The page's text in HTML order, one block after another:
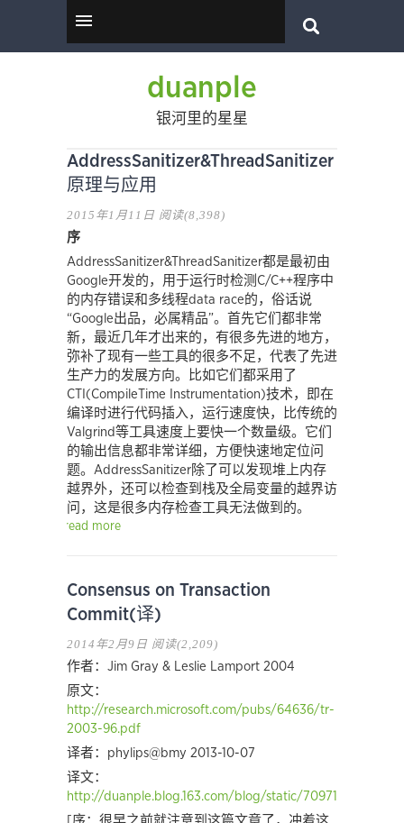
duanple
银河里的星星
AddressSanitizer&ThreadSanitizer
原理与应用
2015年1月11日 阅读(8,398)
序
AddressSanitizer&ThreadSanitizer都是最初由
Google开发的，用于运行时检测C/C++程序中
的内存错误和多线程data race的，俗话说
“Google出品，必属精品”。首先它们都非常
新，最近几年才出来的，有很多先进的地方，
弥补了现有一些工具的很多不足，代表了先进
生产力的发展方向。比如它们都采用了
CTI(CompileTime Instrumentation)技术，即在
编译时进行代码插入，运行速度快，比传统的
Valgrind等工具速度上要快一个数量级。它们
的输出信息都非常详细，方便快速地定位问
题。AddressSanitizer除了可以发现堆上内存
越界外，还可以检查到栈及全局变量的越界访
问，这是很多内存检查工具无法做到的。
read more
Consensus on Transaction
Commit(译)
2014年2月9日 阅读(2,209)
作者：Jim Gray & Leslie Lamport 2004
原文：
http://research.microsoft.com/pubs/64636/tr-
2003-96.pdf
译者：phylips@bmy 2013-10-07
译文：
http://duanple.blog.163.com/blog/static/